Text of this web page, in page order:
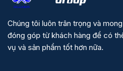
Chúng tôi luôn trân trọng và
đóng góp từ khách hàng để có
vụ và sản phẩm tốt hơn nữa.